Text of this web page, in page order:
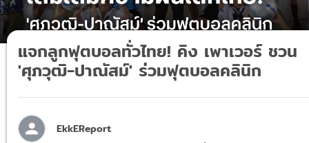
แจกลูกฟุตบอลทั่วไทย! คิง เพาเวอร์ ชวน
'ศุภวุฒิ-ปาณัสม์' ร่วมฟุตบอลคลินิก
EkkEReport